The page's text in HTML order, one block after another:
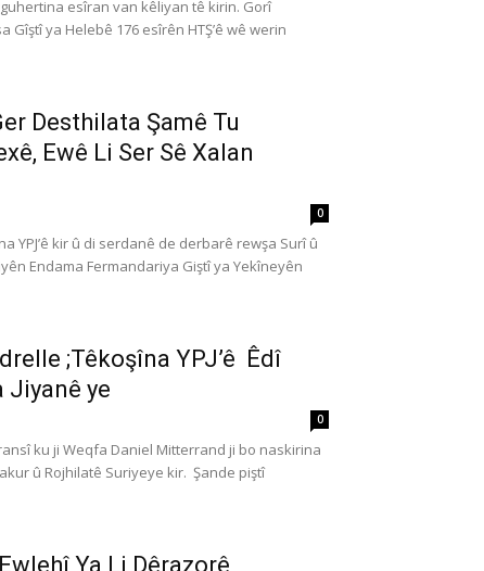
esîran van kêliyan tê kirin. Gorî
Gîştî ya Helebê 176 esîrên HTŞ’ê wê werin
Desthilata Şamê Tu
Ewê Li Ser Sê Xalan
0
YPJ’ê kir û di serdanê de derbarê rewşa Surî û
Endama Fermandariya Giştî ya Yekîneyên
;Têkoşîna YPJ’ê Êdî
Jiyanê ye
0
ku ji Weqfa Daniel Mitterrand ji bo naskirina
û Rojhilatê Suriyeye kir. Şande piştî
Ya Li Dêrazorê